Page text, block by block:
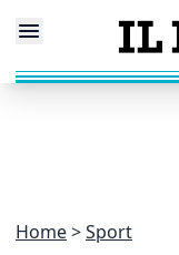
Home Sport